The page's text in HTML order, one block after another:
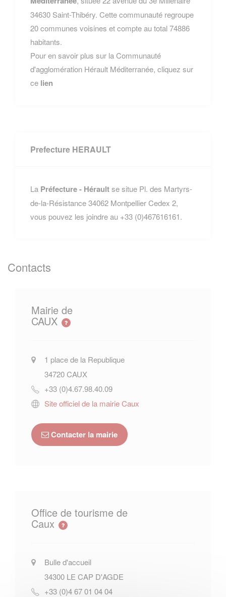
34630 Saint-Thibéry. Cette communauté regroupe
20 communes voisines et compte au total 74886
habitants.
Pour en savoir plus sur la Communauté
d'agglomération Hérault Méditerranée, cliquez sur
ce lien
Prefecture HERAULT
La Préfecture - Héraultse situe Pl. des Martyrs-
de-la-Résistance 34062 Montpellier Cedex 2,
vous pouvez les joindre au +33 (0)467616161.
Contacts
Mairie de
CAUX
1 place de la Republique
34720CAUX
+33 (0)4.67.98.40.09
Site officiel de la mairie Caux
Contacter la mairie
Office de tourisme de
Caux
Bulle d'accueil
34300 LE CAP D'AGDE
+33 (0)4 67 01 04 04